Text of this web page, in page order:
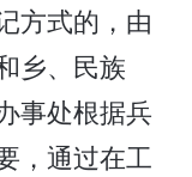
方式的，由
乡、民族
事处根据兵
，通过在工